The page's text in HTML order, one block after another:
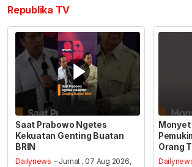
Republika TV
Saat Prabowo Ngetes
Kekuatan Genting Buatan
BRIN
Dailynews - Jumat , 07 Aug 2026,
Orang